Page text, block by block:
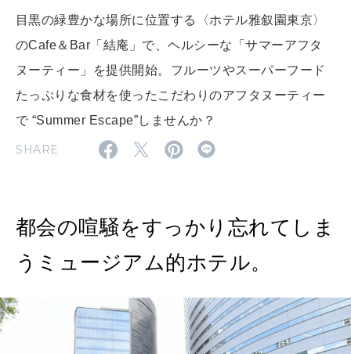
2026年7月号「鎌倉 ローカルが 教えてくれた 本当の歩き方。」
2026年6月号「大銀座 トレンドが生まれる 新しい一流店へ。」
2026年5月号「“大好き”に出会いに。韓国」
MAGAZINE MOOK
目黒の緑豊かな場所に位置する〈ホテル雅叙園東京〉
のCafe＆Bar「結庵」で、ヘルシーな「サマーアフタ
ヌーティー」を提供開始。フルーツやスーパーフード
たっぷりな食材を使ったこだわりのアフタヌーティー
で “Summer Escape”しませんか？
SHARE
都会の喧騒をすっかり忘れてしま
うミュージアム的ホテル。